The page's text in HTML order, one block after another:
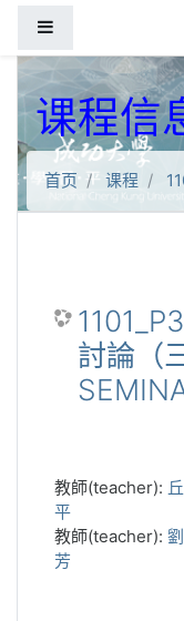
课程信
首页 课程
討論（
教師(teacher):
平
教師(teacher):
芳